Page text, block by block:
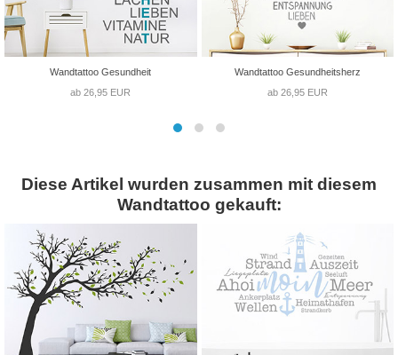
Wandtattoo Gesundheit
ab 26,95 EUR
Wandtattoo Gesundheitsherz
ab 26,95 EUR
Diese Artikel wurden zusammen mit diesem
Wandtattoo gekauft: